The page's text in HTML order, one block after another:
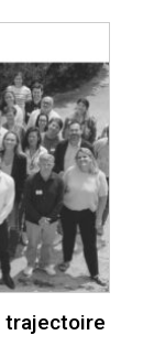
trajectoire